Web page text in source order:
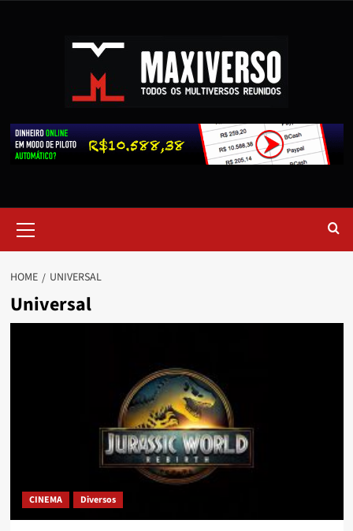
HOME UNIVERSAL
Universal
CINEMA Diversos